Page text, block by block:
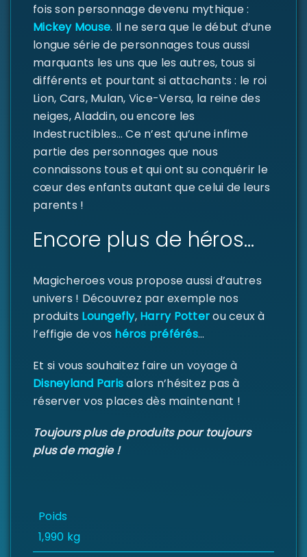
MOT DE PASSE PERDU ?
fois son personnage devenu mythique :
Mickey Mouse. Il ne sera que le début d’une
longue série de personnages tous aussi
marquants les uns que les autres, tous si
différents et pourtant si attachants : le roi
Lion, Cars, Mulan, Vice-Versa, la reine des
neiges, Aladdin, ou encore les
Indestructibles… Ce n’est qu’une infime
partie des personnages que nous
connaissons tous et qui ont su conquérir le
cœur des enfants autant que celui de leurs
parents !
Encore plus de héros…
Magicheroes vous propose aussi d’autres
univers ! Découvrez par exemple nos
produits Loungefly,Harry Potterou ceux à
l’effigie de vos héros préférés…
Et si vous souhaitez faire un voyage à
Disneyland Parisalors n’hésitez pas à
réserver vos places dès maintenant !
Toujours plus de produits pour toujours
plus de magie !
Poids
1,990 kg